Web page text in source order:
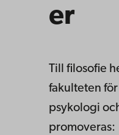
er
Till filosofie
fakulteten
psykologi
promoveras: